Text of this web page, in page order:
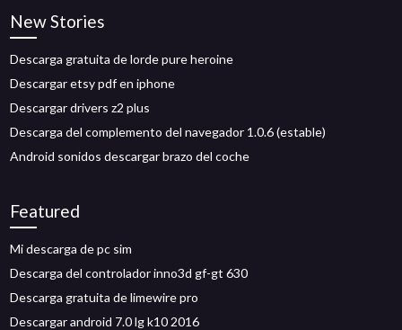
New Stories
Descarga gratuita de lorde pure heroine
Descargar etsy pdf en iphone
Descargar drivers z2 plus
Descarga del complemento del navegador 1.0.6 (estable)
Android sonidos descargar brazo del coche
Featured
Mi descarga de pc sim
Descarga del controlador inno3d gf-gt 630
Descarga gratuita de limewire pro
Descargar android 7.0 lg k10 2016